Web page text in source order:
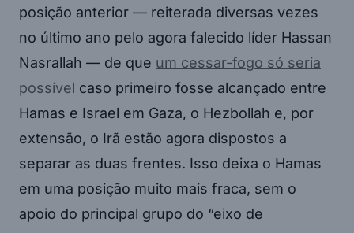
posição anterior — reiterada diversas vezes
no último ano pelo agora falecido líder Hassan
Nasrallah — de que um cessar-fogo só seria
possível caso primeiro fosse alcançado entre
Hamas e Israel em Gaza, o Hezbollah e, por
extensão, o Irã estão agora dispostos a
separar as duas frentes. Isso deixa o Hamas
em uma posição muito mais fraca, sem o
apoio do principal grupo do “eixo de